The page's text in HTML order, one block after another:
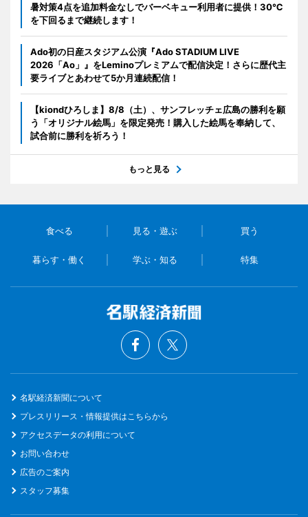
暑対策4点を追加料金なしでバーベキュー利用者に提供！30℃
を下回るまで継続します！
Ado初の日産スタジアム公演『Ado STADIUM LIVE
2026「Ao」』をLeminoプレミアムで配信決定！さらに歴代主
要ライブとあわせて5か月連続配信！
【kiondひろしま】8/8（土）、サンフレッチェ広島の勝利を願
う「オリジナル絵馬」を限定発売！購入した絵馬を奉納して、
試合前に勝利を祈ろう！
もっと見る
食べる 見る・遊ぶ 買う
暮らす・働く 学ぶ・知る 特集
名駅経済新聞について
プレスリリース・情報提供はこちらから
アクセスデータの利用について
お問い合わせ
広告のご案内
スタッフ募集